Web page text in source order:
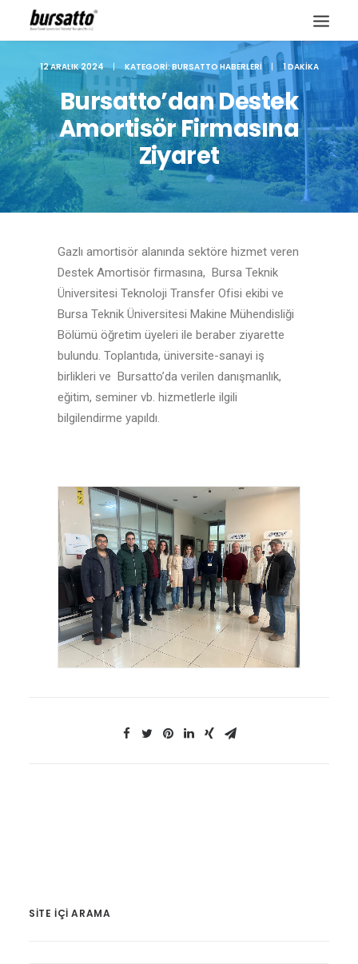
Site içi arama
12 ARALIK 2024 | KATEGORI:BURSATTO HABERLERI | 1 DAKIKA
Bursatto’dan Destek
Amortisör Firmasına
Ziyaret
Gazlı amortisör alanında sektöre hizmet veren
Destek Amortisör firmasına, Bursa Teknik
Üniversitesi Teknoloji Transfer Ofisi ekibi ve
Bursa Teknik Üniversitesi Makine Mühendisliği
Bölümü öğretim üyeleri ile beraber ziyarette
bulundu. Toplantıda, üniversite-sanayi iş
birlikleri ve Bursatto’da verilen danışmanlık,
eğitim, seminer vb. hizmetlerle ilgili
bilgilendirme yapıldı.
SITE IÇI ARAMA